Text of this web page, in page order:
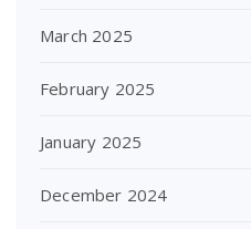
March 2025
February 2025
January 2025
December 2024